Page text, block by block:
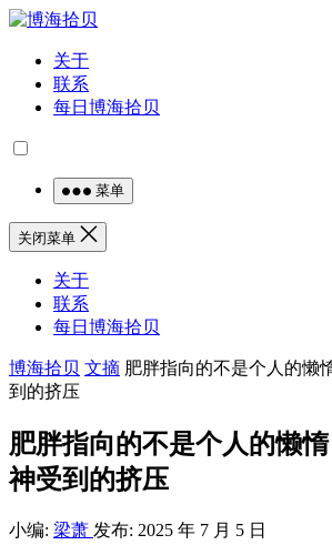
关于
联系
每日博海拾贝
菜单
关闭菜单
关于
联系
每日博海拾贝
博海拾贝 文摘 肥胖指向的不是个人的懒
到的挤压
肥胖指向的不是个人的懒
神受到的挤压
小编: 梁萧 发布: 2025 年 7 月 5 日